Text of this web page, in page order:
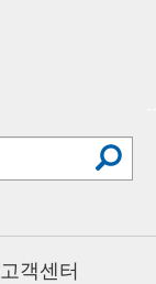
고객센터